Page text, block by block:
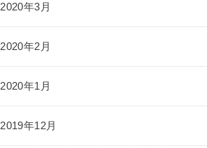
2020年3月
2020年2月
2020年1月
2019年12月